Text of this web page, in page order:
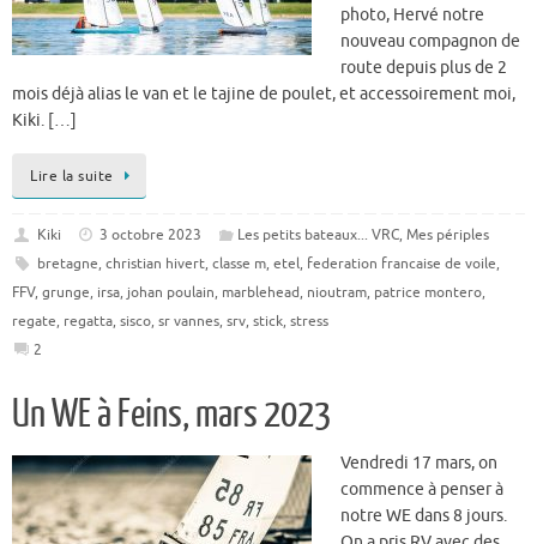
photo, Hervé notre
nouveau compagnon de
route depuis plus de 2
mois déjà alias le van et le tajine de poulet, et accessoirement moi,
Kiki. […]
Lire la suite
Kiki 3 octobre 2023 Les petits bateaux... VRC, Mes périples
bretagne, christian hivert, classe m, etel, federation francaise de voile,
FFV, grunge, irsa, johan poulain, marblehead, nioutram, patrice montero,
regate, regatta, sisco, sr vannes, srv, stick, stress
2
Un WE à Feins, mars 2023
Vendredi 17 mars, on
commence à penser à
notre WE dans 8 jours.